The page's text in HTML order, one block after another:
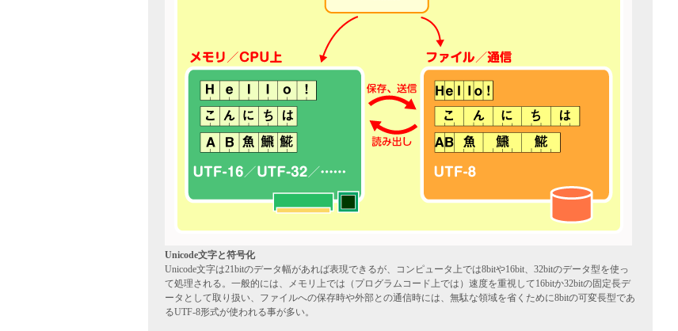
Unicode文字と符号化
Unicode文字は21bitのデータ幅があれば表現できるが、コンピュータ上では8bitや16bit、32bitのデータ型を使っ
て処理される。一般的には、メモリ上では（プログラムコード上では）速度を重視して16bitか32bitの固定長デ
ータとして取り扱い、ファイルへの保存時や外部との通信時には、無駄な領域を省くために8bitの可変長型であ
るUTF-8形式が使われる事が多い。